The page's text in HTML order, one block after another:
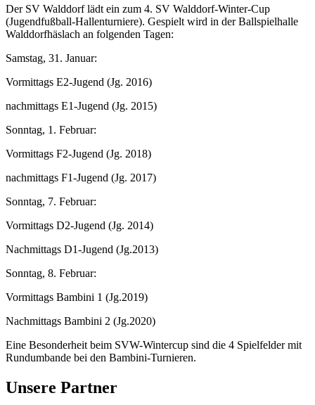
Der SV Walddorf lädt ein zum 4. SV Walddorf-Winter-Cup
(Jugendfußball-Hallenturniere). Gespielt wird in der Ballspielhalle
Walddorfhäslach an folgenden Tagen:
Samstag, 31. Januar:
Vormittags E2-Jugend (Jg. 2016)
nachmittags E1-Jugend (Jg. 2015)
Sonntag, 1. Februar:
Vormittags F2-Jugend (Jg. 2018)
nachmittags F1-Jugend (Jg. 2017)
Sonntag, 7. Februar:
Vormittags D2-Jugend (Jg. 2014)
Nachmittags D1-Jugend (Jg.2013)
Sonntag, 8. Februar:
Vormittags Bambini 1 (Jg.2019)
Nachmittags Bambini 2 (Jg.2020)
Eine Besonderheit beim SVW-Wintercup sind die 4 Spielfelder mit
Rundumbande bei den Bambini-Turnieren.
Unsere Partner